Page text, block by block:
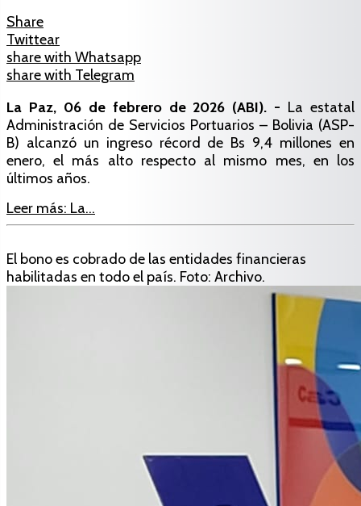
Share
Twittear
share with Whatsapp
share with Telegram
La Paz, 06 de febrero de 2026 (ABI). - La estatal
Administración de Servicios Portuarios – Bolivia (ASP-
B) alcanzó un ingreso récord de Bs 9,4 millones en
enero, el más alto respecto al mismo mes, en los
últimos años.
Leer más: La...
El bono es cobrado de las entidades financieras
habilitadas en todo el país. Foto: Archivo.